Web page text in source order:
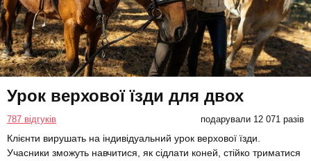
Урок верхової їзди для двох
787 відгуків подарували 12 071 разів
Клієнти вирушать на індивідуальний урок верхової їзди.
Учасники зможуть навчитися, як сідлати коней, стійко триматися